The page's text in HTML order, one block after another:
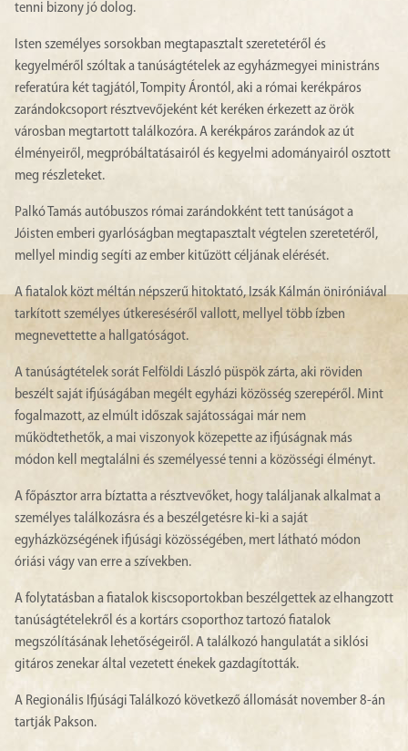
tenni bizony jó dolog.
Isten személyes sorsokban megtapasztalt szeretetéről és
kegyelméről szóltak a tanúságtételek az egyházmegyei ministráns
referatúra két tagjától, Tompity Árontól, aki a római kerékpáros
zarándokcsoport résztvevőjeként két keréken érkezett az örök
városban megtartott találkozóra. A kerékpáros zarándok az út
élményeiről, megpróbáltatásairól és kegyelmi adományairól osztott
meg részleteket.
Palkó Tamás autóbuszos római zarándokként tett tanúságot a
Jóisten emberi gyarlóságban megtapasztalt végtelen szeretetéről,
mellyel mindig segíti az ember kitűzött céljának elérését.
A fiatalok közt méltán népszerű hitoktató, Izsák Kálmán öniróniával
tarkított személyes útkereséséről vallott, mellyel több ízben
megnevettette a hallgatóságot.
A tanúságtételek sorát Felföldi László püspök zárta, aki röviden
beszélt saját ifjúságában megélt egyházi közösség szerepéről. Mint
fogalmazott, az elmúlt időszak sajátosságai már nem
működtethetők, a mai viszonyok közepette az ifjúságnak más
módon kell megtalálni és személyessé tenni a közösségi élményt.
A főpásztor arra bíztatta a résztvevőket, hogy találjanak alkalmat a
személyes találkozásra és a beszélgetésre ki-ki a saját
egyházközségének ifjúsági közösségében, mert látható módon
óriási vágy van erre a szívekben.
A folytatásban a fiatalok kiscsoportokban beszélgettek az elhangzott
tanúságtételekről és a kortárs csoporthoz tartozó fiatalok
megszólításának lehetőségeiről. A találkozó hangulatát a siklósi
gitáros zenekar által vezetett énekek gazdagították.
A Regionális Ifjúsági Találkozó következő állomását november 8-án
tartják Pakson.